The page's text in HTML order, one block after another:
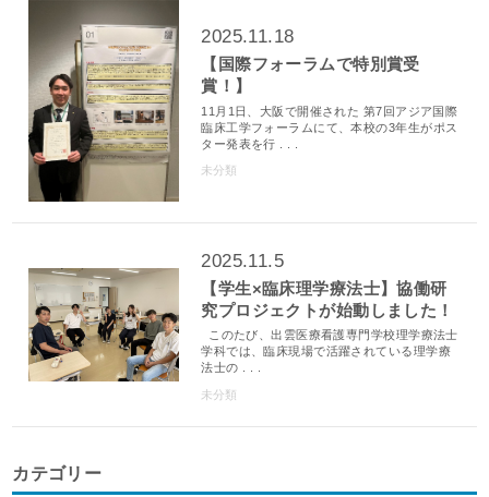
2025.11.18
【国際フォーラムで特別賞受
賞！】
11月1日、大阪で開催された 第7回アジア国際
臨床工学フォーラムにて、本校の3年生がポス
ター発表を行 . . .
未分類
2025.11.5
【学生×臨床理学療法士】協働研
究プロジェクトが始動しました！
このたび、出雲医療看護専門学校理学療法士
学科では、臨床現場で活躍されている理学療
法士の . . .
未分類
カテゴリー